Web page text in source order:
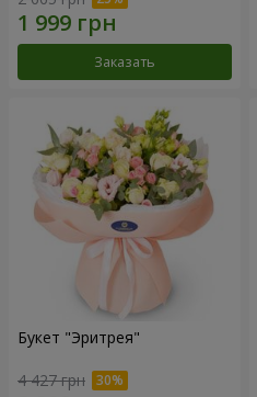
Заказать
Букет "Эритрея"
4 427 грн